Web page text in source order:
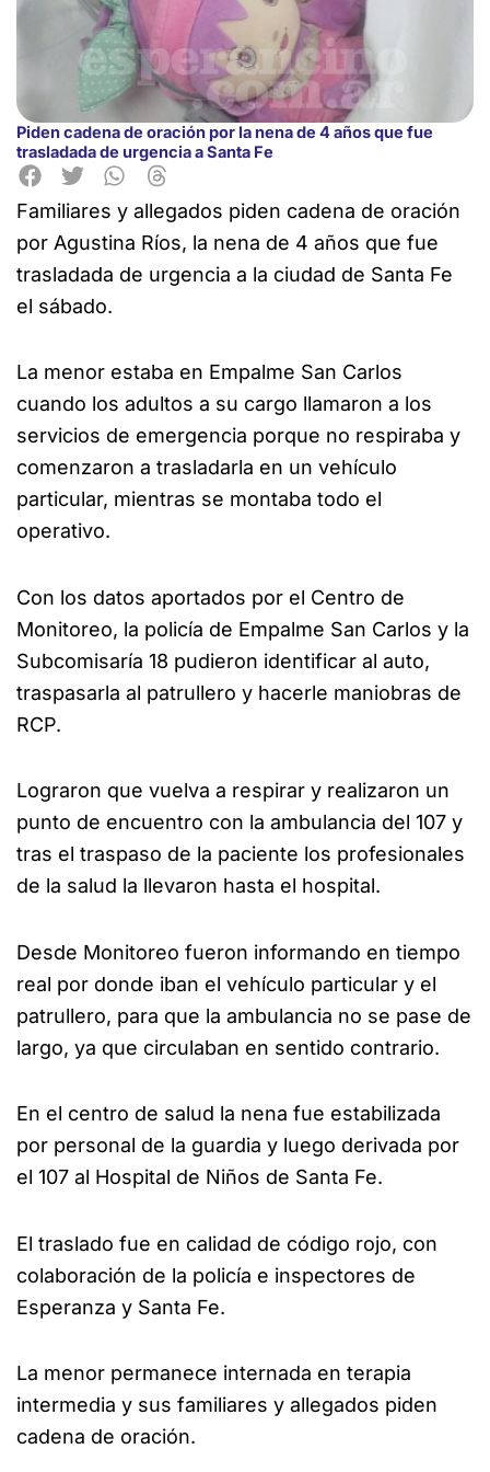
Piden cadena de oración por la nena de 4 años que fue
trasladada de urgencia a Santa Fe
Familiares y allegados piden cadena de oración
por Agustina Ríos, la nena de 4 años que fue
trasladada de urgencia a la ciudad de Santa Fe
el sábado.
La menor estaba en Empalme San Carlos
cuando los adultos a su cargo llamaron a los
servicios de emergencia porque no respiraba y
comenzaron a trasladarla en un vehículo
particular, mientras se montaba todo el
operativo.
Con los datos aportados por el Centro de
Monitoreo, la policía de Empalme San Carlos y la
Subcomisaría 18 pudieron identificar al auto,
traspasarla al patrullero y hacerle maniobras de
RCP.
Lograron que vuelva a respirar y realizaron un
punto de encuentro con la ambulancia del 107 y
tras el traspaso de la paciente los profesionales
de la salud la llevaron hasta el hospital.
Desde Monitoreo fueron informando en tiempo
real por donde iban el vehículo particular y el
patrullero, para que la ambulancia no se pase de
largo, ya que circulaban en sentido contrario.
En el centro de salud la nena fue estabilizada
por personal de la guardia y luego derivada por
el 107 al Hospital de Niños de Santa Fe.
El traslado fue en calidad de código rojo, con
colaboración de la policía e inspectores de
Esperanza y Santa Fe.
La menor permanece internada en terapia
intermedia y sus familiares y allegados piden
cadena de oración.